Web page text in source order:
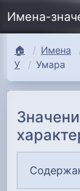
Имена-
🏠 Имена
У
Умара